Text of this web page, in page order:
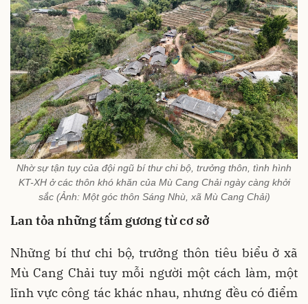
Nhờ sự tận tụy của đội ngũ bí thư chi bộ, trưởng thôn, tình hình
KT-XH ở các thôn khó khăn của Mù Cang Chải ngày càng khởi
sắc (Ảnh: Một góc thôn Sáng Nhù, xã Mù Cang Chải)
Lan tỏa những tấm gương từ cơ sở
Những bí thư chi bộ, trưởng thôn tiêu biểu ở xã
Mù Cang Chải tuy mỗi người một cách làm, một
lĩnh vực công tác khác nhau, nhưng đều có điểm